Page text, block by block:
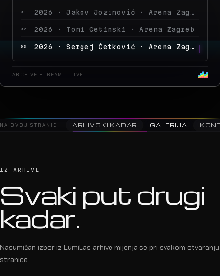
01 2026 · Jakov Jozinović · Arena Zagreb
02 2026 · Toni Cetinski · Arena Zagreb
03 2026 · Sergej Ćetković · Arena Zagreb
2026 · Peđa Jovanović · Arena Zagreb
ARCHIVE STREAM — LIVE
NA OVOJ STRANICI ARHIVSKI KADAR GALERIJA
IZ ARHIVE
Svaki put drugi
kadar.
Nasumičan izbor iz LumiLas arhive mijenja se pri svakom otvaranju
stranice.